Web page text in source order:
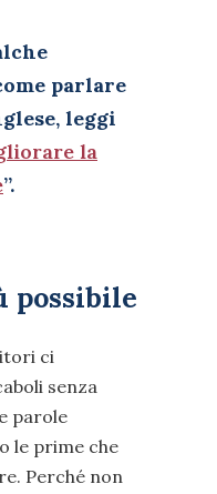
parlare
leggi
la
”.
possibile
ci
senza
parole
le prime che
Perché non